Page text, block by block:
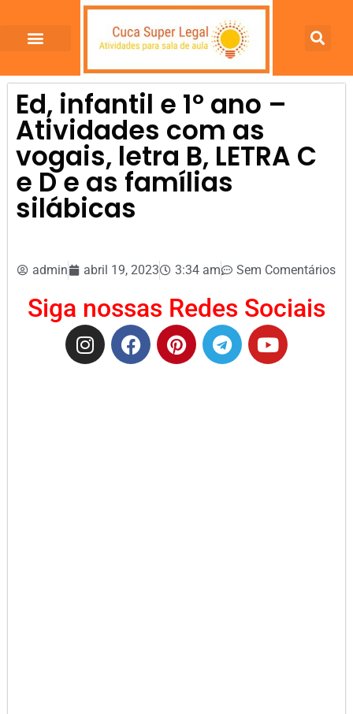
Ed, infantil e 1º ano –
Atividades com as
vogais, letra B, LETRA C
e D e as famílias
silábicas
admin abril 19, 2023 3:34 am Sem Comentários
Siga nossas Redes Sociais